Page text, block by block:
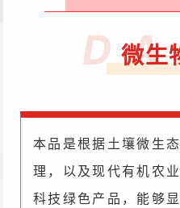
D A
微生
本品是根据土壤微生
理，以及现代有机农
科技绿色产品，能够